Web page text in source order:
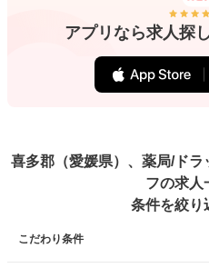
アプリなら求人探
喜多郡（愛媛県）、薬局/ド
フの求人
条件を絞り
こだわり条件